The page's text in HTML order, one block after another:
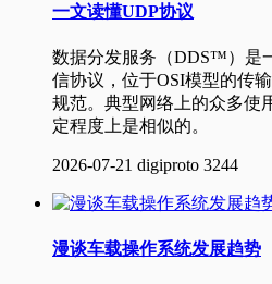
一文读懂UDP协议
数据分发服务（DDS™）是
信协议，位于OSI模型的传
规范。典型网络上的众多使
定程度上是相似的。
2026-07-21 digiproto 3244
漫谈车载操作系统发展趋势